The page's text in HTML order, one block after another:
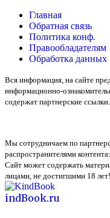
Главная
Обратная связь
Политика конф.
Правообладателям
Обработка данных
Вся информация, на сайте
информационно-
содержат партнерские ссылки.
Мы сотрудничаем по
распространителями контента:
Сайт может содержать
лицами, не достигшими 18 лет!
indBook.ru